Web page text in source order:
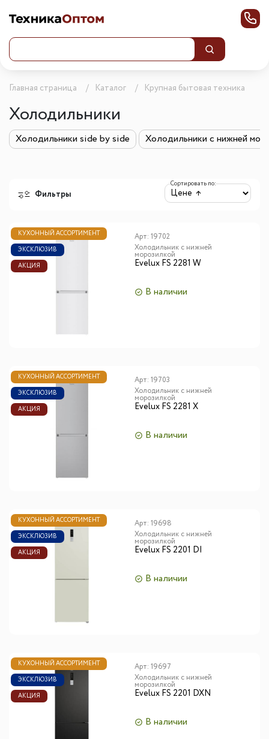
Главная страница Каталог Крупная бытовая техника
Холодильники
Холодильники side by side Холодильники с нижней
Фильтры
Сортировать по:
КУХОННЫЙ АССОРТИМЕНТ
ЭКСКЛЮЗИВ
АКЦИЯ
Арт: 19702
Холодильник с нижней
морозилкой
Evelux FS 2281 W
В наличии
КУХОННЫЙ АССОРТИМЕНТ
ЭКСКЛЮЗИВ
АКЦИЯ
Арт: 19703
Холодильник с нижней
морозилкой
Evelux FS 2281 X
В наличии
КУХОННЫЙ АССОРТИМЕНТ
ЭКСКЛЮЗИВ
АКЦИЯ
Арт: 19698
Холодильник с нижней
морозилкой
Evelux FS 2201 DI
В наличии
КУХОННЫЙ АССОРТИМЕНТ
ЭКСКЛЮЗИВ
АКЦИЯ
Арт: 19697
Холодильник с нижней
морозилкой
Evelux FS 2201 DXN
В наличии